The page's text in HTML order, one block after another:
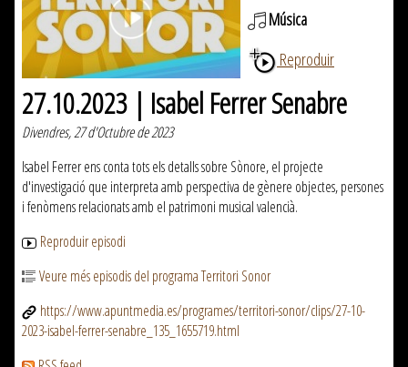
Música
Reproduir
27.10.2023 | Isabel Ferrer Senabre
Divendres, 27 d'Octubre de 2023
Isabel Ferrer ens conta tots els detalls sobre Sònore, el projecte
d'investigació que interpreta amb perspectiva de gènere objectes, persones
i fenòmens relacionats amb el patrimoni musical valencià.
Reproduir episodi
Veure més episodis del programa Territori Sonor
https://www.apuntmedia.es/programes/territori-sonor/clips/27-10-
2023-isabel-ferrer-senabre_135_1655719.html